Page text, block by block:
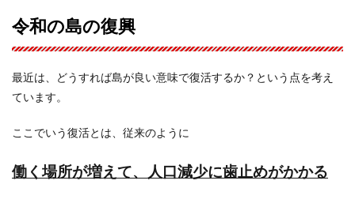
令和の島の復興
最近は、どうすれば島が良い意味で復活するか？という点を考え
ています。
ここでいう復活とは、従来のように
働く場所が増えて、人口減少に歯止めがかかる